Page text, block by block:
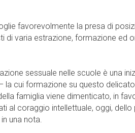
favorevolmente la presa di
di varia estrazione, formazione ed
sessuale nelle scuole è una
la cui formazione su questo
famiglia viene dimenticato, in
al coraggio intellettuale, oggi,
una nota.